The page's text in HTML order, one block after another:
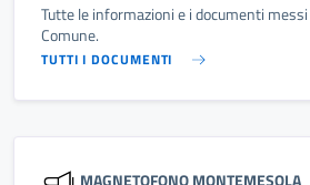
Tutte le informazioni e i documenti
Comune.
TUTTI I DOCUMENTI
MAGNETOFONO MONTEMESOLA